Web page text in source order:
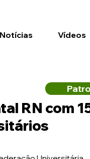
Notícias Vídeos
RN com